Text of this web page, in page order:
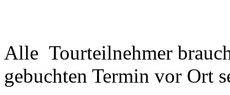
Alle Tourteilnehmer
gebuchten Termin vor Ort